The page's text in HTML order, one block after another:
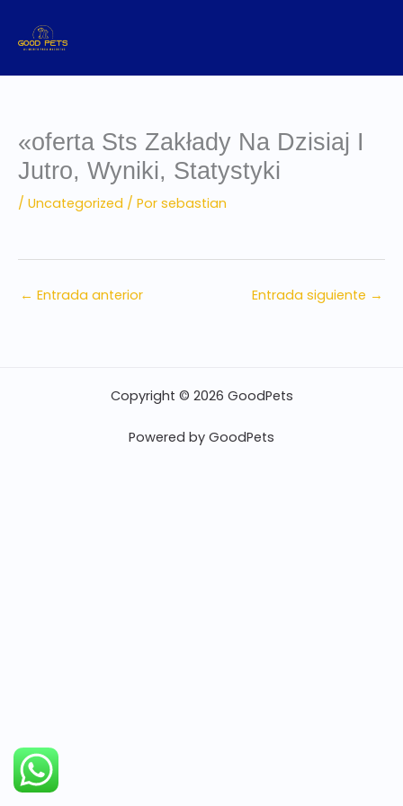
contenido
«oferta Sts Zakłady Na Dzisiaj I
Jutro, Wyniki, Statystyki
/ Uncategorized / Por sebastian
← Entrada anterior Entrada siguiente →
Copyright © 2026 GoodPets
Powered by GoodPets